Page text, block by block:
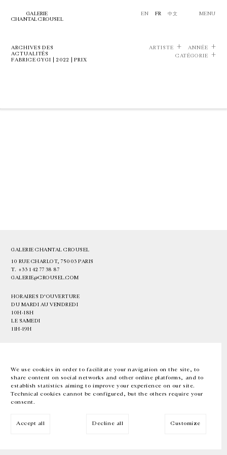
We use cookies in order to facilitate your navigation on the site, to
share content on social networks and other online platforms, and to
establish statistics aiming to improve your experience on our site.
Technical cookies cannot be configured, but the others require your
consent.
Accept all Decline all Customize
GALERIE
CHANTAL CROUSEL
EN FR 中文 MENU
ARCHIVES DES
ACTUALITÉS
FABRICE GYGI | 2022 | PRIX
ARTISTE
ANNÉE
CATÉGORIE
GALERIE CHANTAL CROUSEL
10 RUE CHARLOT, 75003 PARIS
T. +33 1 42 77 38 87
GALERIE@CROUSEL.COM
HORAIRES D'OUVERTURE
DU MARDI AU VENDREDI
10H-18H
LE SAMEDI
11H-19H
EN FR 中文 Facebook Instagram
Inscrivez-vous à notre newsletter